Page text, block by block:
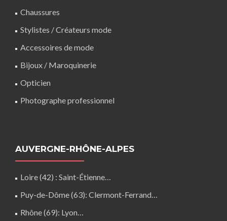
Chaussures
Stylistes / Créateurs mode
Accessoires de mode
Bijoux / Maroquinerie
Opticien
Photographe professionnel
AUVERGNE-RHÔNE-ALPES
Loire (42) : Saint-Étienne…
Puy-de-Dôme (63): Clermont-Ferrand…
Rhône (69): Lyon…